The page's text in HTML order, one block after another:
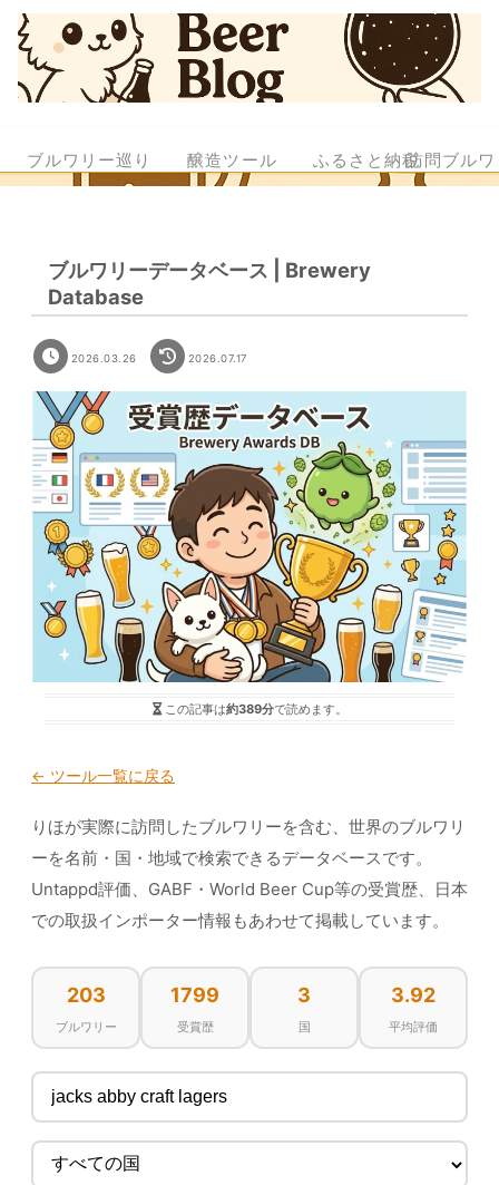
ブルワリー巡り 醸造ツール ふるさと納税訪問ブル
ブルワリーデータベース | Brewery
Database
2026.03.26 2026.07.17
この記事は約389分で読めます。
← ツール一覧に戻る
りほが実際に訪問したブルワリーを含む、世界のブルワリ
ーを名前・国・地域で検索できるデータベースです。
Untappd評価、GABF・World Beer Cup等の受賞歴、日本
での取扱インポーター情報もあわせて掲載しています。
203
ブルワリー
1799
受賞歴
3
国
3.92
平均評価